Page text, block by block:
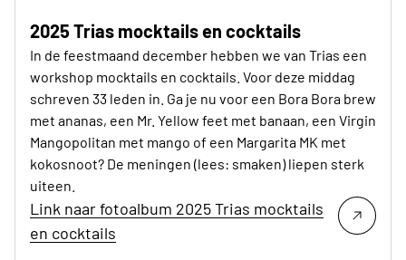
2025 Trias mocktails en cocktails
In de feestmaand december hebben we van Trias een
workshop mocktails en cocktails. Voor deze middag
schreven 33 leden in. Ga je nu voor een Bora Bora brew
met ananas, een Mr. Yellow feet met banaan, een Virgin
Mangopolitan met mango of een Margarita MK met
kokosnoot? De meningen (lees: smaken) liepen sterk
uiteen.
Link naar fotoalbum 2025 Trias mocktails
en cocktails